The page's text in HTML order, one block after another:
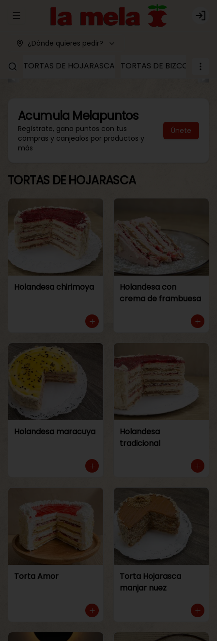
Abrir menu de navegación Login
¿Dónde quieres pedir?
TORTAS DE HOJARASCA TORTAS DE BIZCOCHO
Acumula Melapuntos
Regístrate, gana puntos con tus
compras y canjealos por productos y
más
Únete
TORTAS DE HOJARASCA
Holandesa chirimoya
Holandesa con
crema de frambuesa
Holandesa maracuya
Holandesa
tradicional
Torta Amor
Torta Hojarasca
manjar nuez